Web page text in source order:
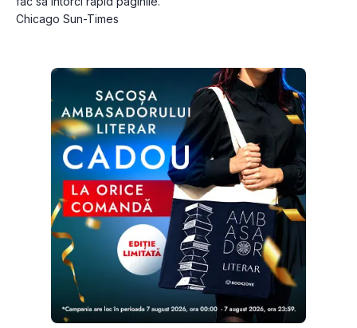
Chicago Sun-Times